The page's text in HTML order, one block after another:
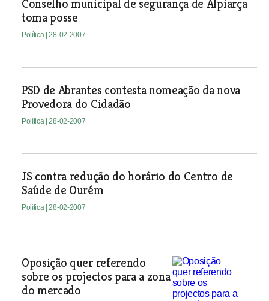
Conselho municipal de segurança de Alpiarça
toma posse
Política | 28-02-2007
PSD de Abrantes contesta nomeação da nova
Provedora do Cidadão
Política | 28-02-2007
JS contra redução do horário do Centro de
Saúde de Ourém
Política | 28-02-2007
Oposição quer referendo
sobre os projectos para a zona
do mercado